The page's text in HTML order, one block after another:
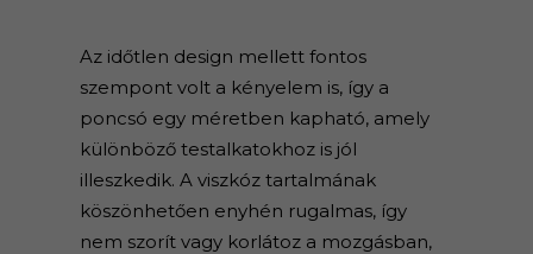
Az időtlen design mellett fontos
szempont volt a kényelem is, így a
poncsó egy méretben kapható, amely
különböző testalkatokhoz is jól
illeszkedik. A viszkóz tartalmának
köszönhetően enyhén rugalmas, így
nem szorít vagy korlátoz a mozgásban,